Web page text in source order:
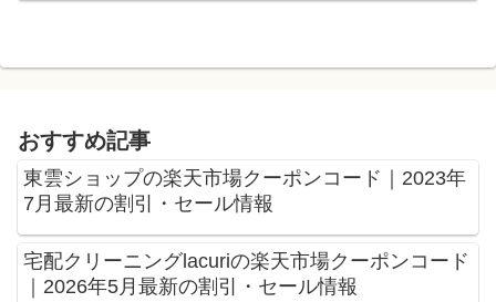
おすすめ記事
東雲ショップの楽天市場クーポンコード｜2023年
7月最新の割引・セール情報
宅配クリーニングlacuriの楽天市場クーポンコード
｜2026年5月最新の割引・セール情報